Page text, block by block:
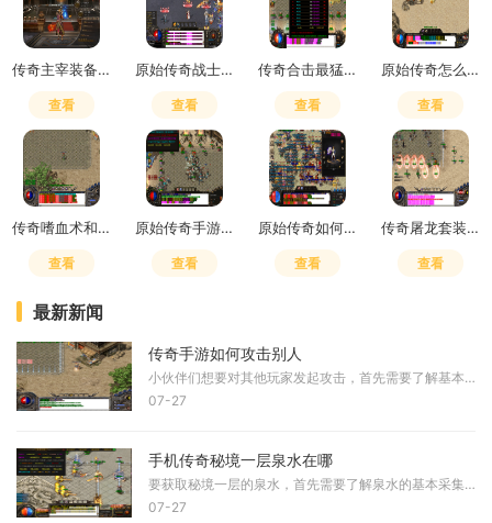
传奇主宰装备怎么穿
查看
原始传奇战士怎么打装备
查看
传奇合击最猛的宠物有哪些
查看
原始传奇怎么提高爆率技巧
查看
传奇嗜血术和火符那个好用
查看
原始传奇手游可以赚钱吗
查看
原始传奇如何赚传奇币
查看
传奇屠龙套装怎么获得
查看
最新新闻
传奇手游如何攻击别人
小伙伴们想要对其他玩家发起攻击，首先需要了解基本的操作方式。你需要在游戏地图中找到希望攻击的目标，通过移动角色使其进入有效的攻击范围，然后点击攻击按钮即可开始战斗
07-27
手机传奇秘境一层泉水在哪
要获取秘境一层的泉水，首先需要了解泉水的基本采集方式。玩家需要携带泉水罐并将其装备在人物的毒符位上，然后站在喷涌的泉眼上进行采集。泉水的刷新会通过系统全屏通知，玩
07-27